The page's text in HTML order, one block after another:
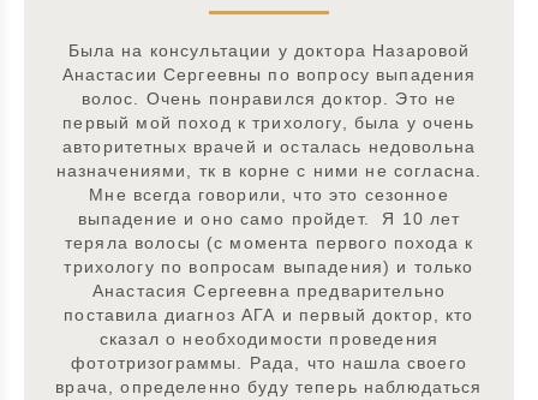
Была на консультации у доктора Назаровой
Анастасии Сергеевны по вопросу выпадения
волос. Очень понравился доктор. Это не
первый мой поход к трихологу, была у очень
авторитетных врачей и осталась недовольна
назначениями, тк в корне с ними не согласна.
Мне всегда говорили, что это сезонное
выпадение и оно само пройдет. Я 10 лет
теряла волосы (с момента первого похода к
трихологу по вопросам выпадения) и только
Анастасия Сергеевна предварительно
поставила диагноз АГА и первый доктор, кто
сказал о необходимости проведения
фототризограммы. Рада, что нашла своего
врача, определенно буду теперь наблюдаться